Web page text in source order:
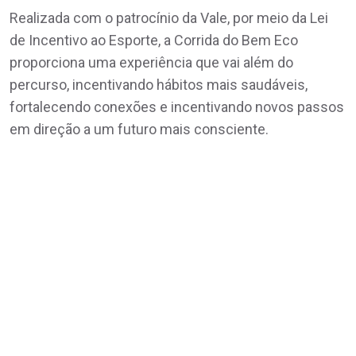
Realizada com o patrocínio da Vale, por meio da Lei
de Incentivo ao Esporte, a Corrida do Bem Eco
proporciona uma experiência que vai além do
percurso, incentivando hábitos mais saudáveis,
fortalecendo conexões e incentivando novos passos
em direção a um futuro mais consciente.